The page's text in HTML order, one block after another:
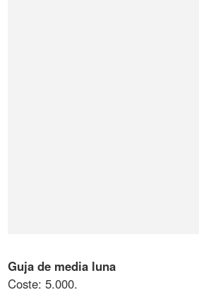
Guja de media luna
Coste: 5.000.